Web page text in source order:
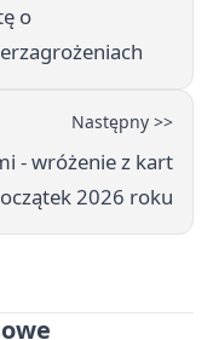
o
Następny >>
- wróżenie z kart
2026 roku